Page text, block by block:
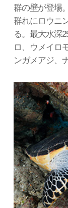
群の壁が登場
群れにロウニ
る。最大水深
ロ、ウメイロ
ンガメアジ、